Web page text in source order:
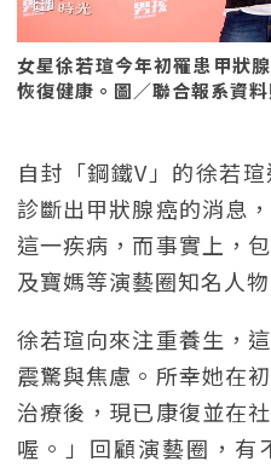
女星徐若瑄今年初罹患甲狀
恢復健康。圖／聯合報系資
自封「鋼鐵V」的徐若
診斷出甲狀腺癌的消息
這一疾病，而事實上，
及寶媽等演藝圈知名人
徐若瑄向來注重養生，
震驚與焦慮。所幸她在
治療後，現已康復並在
喔。」回顧演藝圈，有